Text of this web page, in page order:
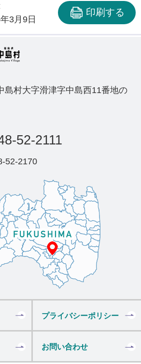
3月9日
印刷する
島村大字滑津字中島西11番地の
52-2111
52-2170
プライバシーポリシー
お問い合わせ